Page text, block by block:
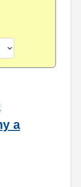
a